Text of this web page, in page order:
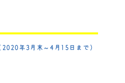
2020年3月末～4月15日まで）